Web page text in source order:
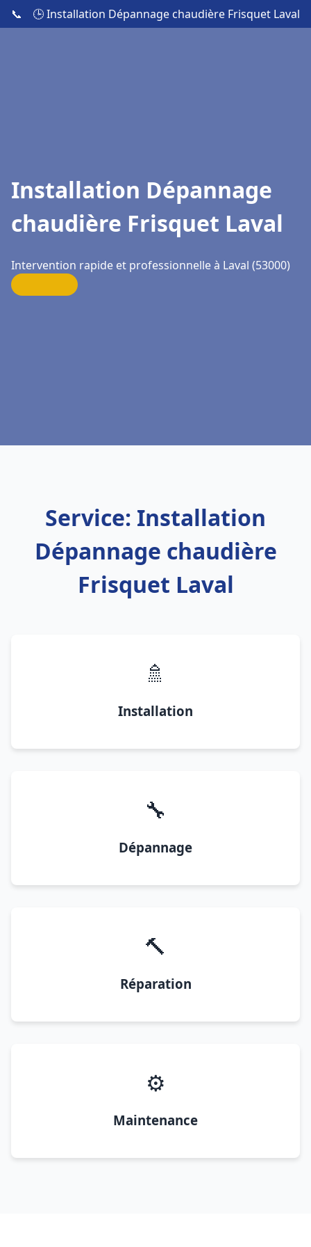
📞 🕒 Installation Dépannage chaudière Frisquet Laval
Installation Dépannage
chaudière Frisquet Laval
Intervention rapide et professionnelle à Laval (53000)
Service: Installation
Dépannage chaudière
Frisquet Laval
🚿
Installation
🔧
Dépannage
🔨
Réparation
⚙️
Maintenance